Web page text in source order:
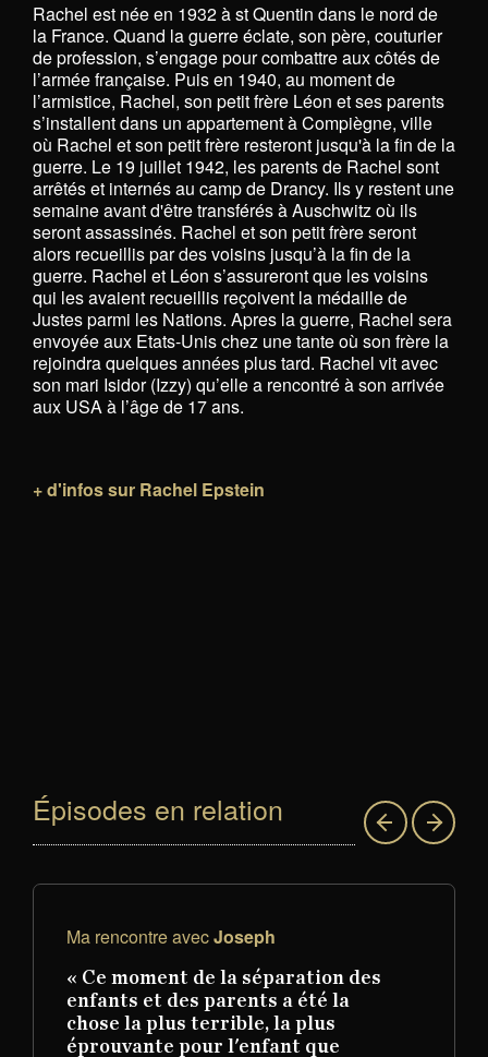
Rachel est née en 1932 à st Quentin dans le nord de
la France. Quand la guerre éclate, son père, couturier
de profession, s’engage pour combattre aux côtés de
l’armée française. Puis en 1940, au moment de
l’armistice, Rachel, son petit frère Léon et ses parents
s’installent dans un appartement à Compiègne, ville
où Rachel et son petit frère resteront jusqu'à la fin de la
guerre. Le 19 juillet 1942, les parents de Rachel sont
arrêtés et internés au camp de Drancy. Ils y restent une
semaine avant d'être transférés à Auschwitz où ils
seront assassinés. Rachel et son petit frère seront
alors recueillis par des voisins jusqu’à la fin de la
guerre. Rachel et Léon s’assureront que les voisins
qui les avaient recueillis reçoivent la médaille de
Justes parmi les Nations. Apres la guerre, Rachel sera
envoyée aux Etats-Unis chez une tante où son frère la
rejoindra quelques années plus tard. Rachel vit avec
son mari Isidor (Izzy) qu’elle a rencontré à son arrivée
aux USA à l’âge de 17 ans.
+ d'infos sur Rachel Epstein
Épisodes en relation
Ma rencontre avecJoseph
« Ce moment de la séparation des
enfants et des parents a été la
chose la plus terrible, la plus
éprouvante pour l'enfant que